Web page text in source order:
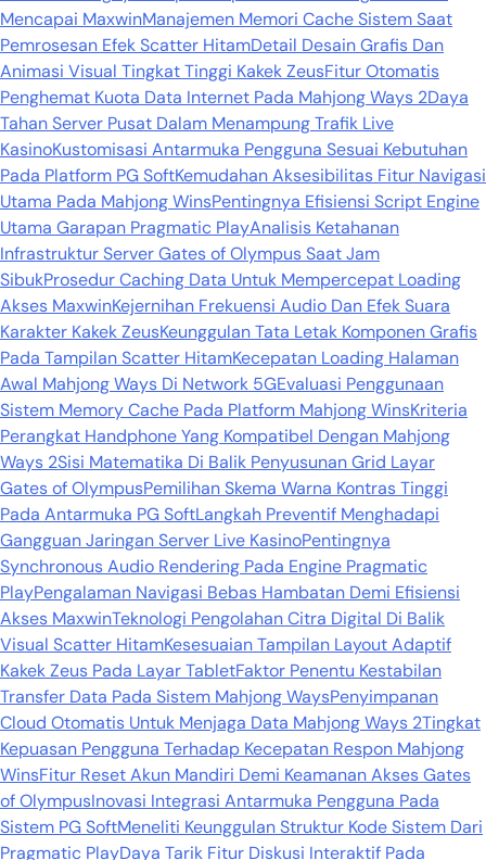
Mencapai MaxwinManajemen Memori Cache Sistem Saat
Pemrosesan Efek Scatter HitamDetail Desain Grafis Dan
Animasi Visual Tingkat Tinggi Kakek ZeusFitur Otomatis
Penghemat Kuota Data Internet Pada Mahjong Ways 2Daya
Tahan Server Pusat Dalam Menampung Trafik Live
KasinoKustomisasi Antarmuka Pengguna Sesuai Kebutuhan
Pada Platform PG SoftKemudahan Aksesibilitas Fitur Navigasi
Utama Pada Mahjong WinsPentingnya Efisiensi Script Engine
Utama Garapan Pragmatic PlayAnalisis Ketahanan
Infrastruktur Server Gates of Olympus Saat Jam
SibukProsedur Caching Data Untuk Mempercepat Loading
Akses MaxwinKejernihan Frekuensi Audio Dan Efek Suara
Karakter Kakek ZeusKeunggulan Tata Letak Komponen Grafis
Pada Tampilan Scatter HitamKecepatan Loading Halaman
Awal Mahjong Ways Di Network 5GEvaluasi Penggunaan
Sistem Memory Cache Pada Platform Mahjong WinsKriteria
Perangkat Handphone Yang Kompatibel Dengan Mahjong
Ways 2Sisi Matematika Di Balik Penyusunan Grid Layar
Gates of OlympusPemilihan Skema Warna Kontras Tinggi
Pada Antarmuka PG SoftLangkah Preventif Menghadapi
Gangguan Jaringan Server Live KasinoPentingnya
Synchronous Audio Rendering Pada Engine Pragmatic
PlayPengalaman Navigasi Bebas Hambatan Demi Efisiensi
Akses MaxwinTeknologi Pengolahan Citra Digital Di Balik
Visual Scatter HitamKesesuaian Tampilan Layout Adaptif
Kakek Zeus Pada Layar TabletFaktor Penentu Kestabilan
Transfer Data Pada Sistem Mahjong WaysPenyimpanan
Cloud Otomatis Untuk Menjaga Data Mahjong Ways 2Tingkat
Kepuasan Pengguna Terhadap Kecepatan Respon Mahjong
WinsFitur Reset Akun Mandiri Demi Keamanan Akses Gates
of OlympusInovasi Integrasi Antarmuka Pengguna Pada
Sistem PG SoftMeneliti Keunggulan Struktur Kode Sistem Dari
Pragmatic PlayDaya Tarik Fitur Diskusi Interaktif Pada